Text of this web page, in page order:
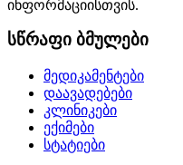
ინფორმაციისთვის.
სწრაფი ბმულები
მედიკამენტები
დაავადებები
კლინიკები
ექიმები
სტატიები